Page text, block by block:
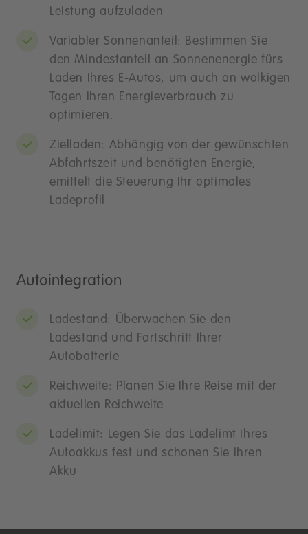
Leistung aufzuladen
Variabler Sonnenanteil: Bestimmen Sie
den Mindestanteil an Sonnenenergie fürs
Laden Ihres E-Autos, um auch an wolkigen
Tagen Ihren Energieverbrauch zu
optimieren.
Zielladen: Abhängig von der gewünschten
Abfahrtszeit und benötigten Energie,
emittelt die Steuerung Ihr optimales
Ladeprofil
Autointegration
Ladestand: Überwachen Sie den
Ladestand und Fortschritt Ihrer
Autobatterie
Reichweite: Planen Sie Ihre Reise mit der
aktuellen Reichweite
Ladelimit: Legen Sie das Ladelimt Ihres
Autoakkus fest und schonen Sie Ihren
Akku